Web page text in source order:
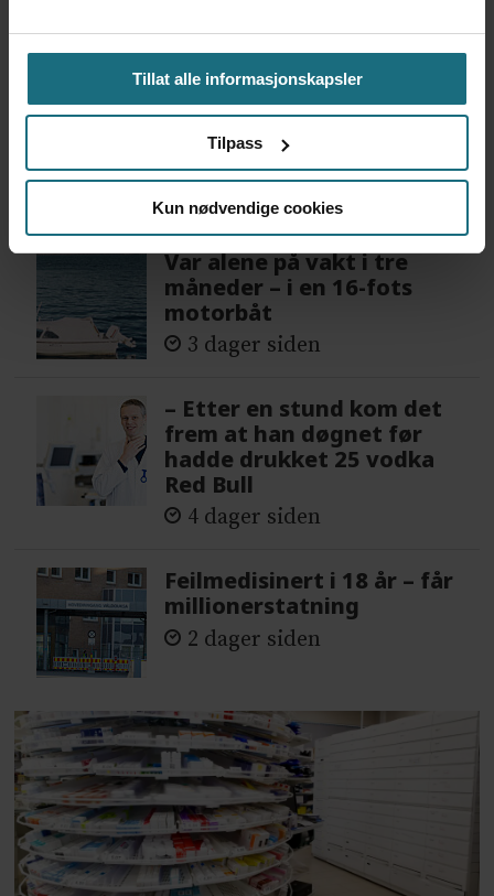
Tillat alle informasjonskapsler
Tilpass
Kun nødvendige cookies
frigjør tid for
helsepersonell: – Det er
helt magisk å være
forvakt nå
5 dager siden
Var alene på vakt i tre
måneder – i en 16-fots
motorbåt
3 dager siden
– Etter en stund kom det
frem at han døgnet før
hadde drukket 25 vodka
Red Bull
4 dager siden
Feilmedisinert i 18 år – får
millionerstatning
2 dager siden